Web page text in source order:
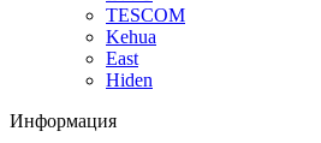
TESCOM
Kehua
East
Hiden
Информация